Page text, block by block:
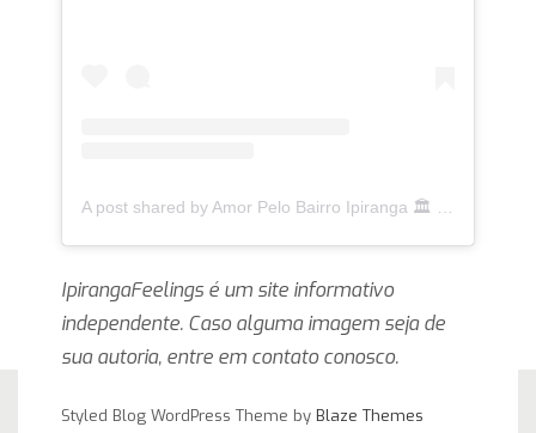
IpirangaFeelings é um site informativo
independente. Caso alguma imagem seja de
sua autoria, entre em contato conosco.
Styled Blog WordPress Theme by Blaze Themes